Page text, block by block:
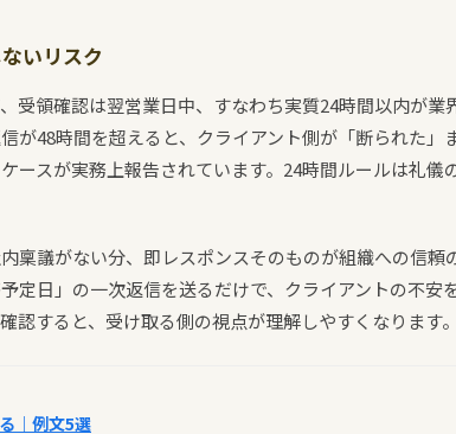
いリスク
受領確認は翌営業日中、すなわち実質24時間以内が業
が48時間を超えると、クライアント側が「断られた」
ースが実務上報告されています。24時間ルールは礼儀
稟議がない分、即レスポンスそのものが組織への信頼
定日」の一次返信を送るだけで、クライアントの不安
認すると、受け取る側の視点が理解しやすくなります。
｜例文5選